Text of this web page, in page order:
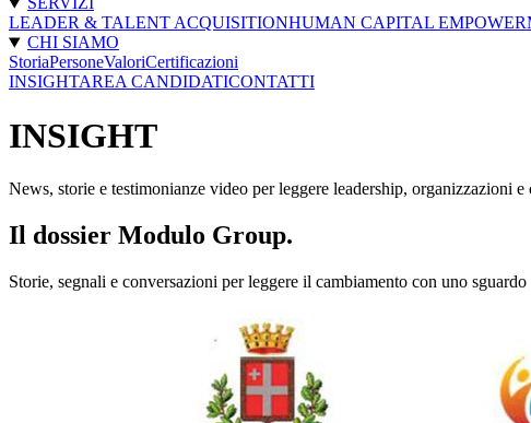
LEADER & TALENT ACQUISITIONHUMAN CAPITAL
CHI SIAMO
StoriaPersoneValoriCertificazioni
INSIGHTAREA CANDIDATICONTATTI
INSIGHT
News, storie e testimonianze video per leggere leadership, organizzazioni
Il dossier Modulo Group.
Storie, segnali e conversazioni per leggere il cambiamento con uno